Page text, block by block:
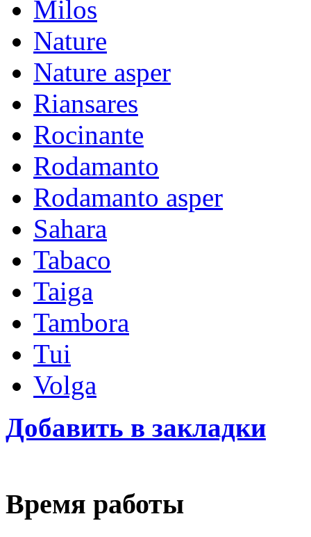
Milos
Nature
Nature asper
Riansares
Rocinante
Rodamanto
Rodamanto asper
Sahara
Tabaco
Taiga
Tambora
Tui
Volga
Добавить в закладки
Время работы